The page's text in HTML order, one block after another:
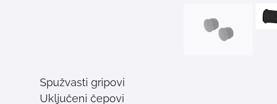
Spužvasti gripovi
Uključeni čepovi